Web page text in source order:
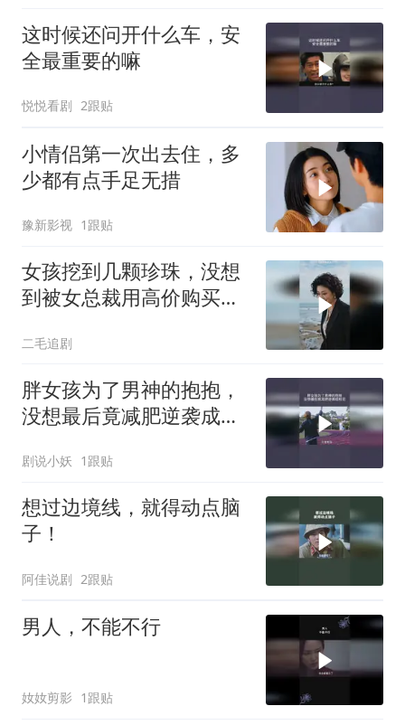
这时候还问开什么车，安
全最重要的嘛
悦悦看剧 2跟贴
小情侣第一次出去住，多
少都有点手足无措
豫新影视 1跟贴
女孩挖到几颗珍珠，没想
到被女总裁用高价购买，
二毛追剧
胖女孩为了男神的抱抱，
没想最后竟减肥逆袭成校
剧说小妖 1跟贴
想过边境线，就得动点脑
子！
阿佳说剧 2跟贴
男人，不能不行
奻奻剪影 1跟贴